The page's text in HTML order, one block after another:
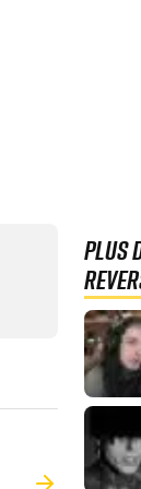
Plus